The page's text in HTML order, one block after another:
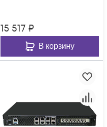
15 517 ₽
В корзину